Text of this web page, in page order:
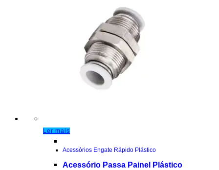
Ler mais
Acessórios Engate Rápido Plástico
Acessório Passa Painel Plástico